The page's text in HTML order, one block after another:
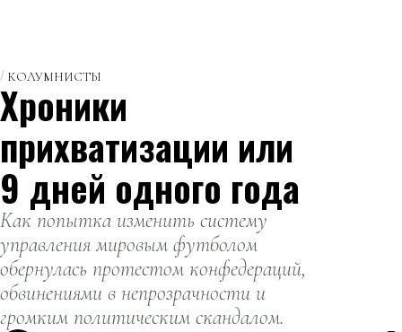
КОЛУМНИСТЫ
Хроники
прихватизации или
9 дней одного года
Как попытка изменить систему
управления мировым футболом
обернулась протестом конфедераций,
обвинениями в непрозрачности и
громким политическим скандалом.